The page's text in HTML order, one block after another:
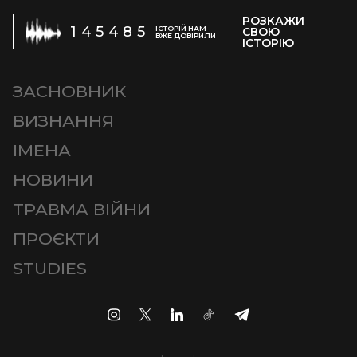
145485
ІСТОРІЙ НАМ
ВЖЕ ДОВІРИЛИ
РОЗКАЖИ
СВОЮ
ІСТОРІЮ
ЗАСНОВНИК
ВИЗНАННЯ
ІМЕНА
НОВИНИ
ТРАВМА ВІЙНИ
ПРОЄКТИ
STUDIES